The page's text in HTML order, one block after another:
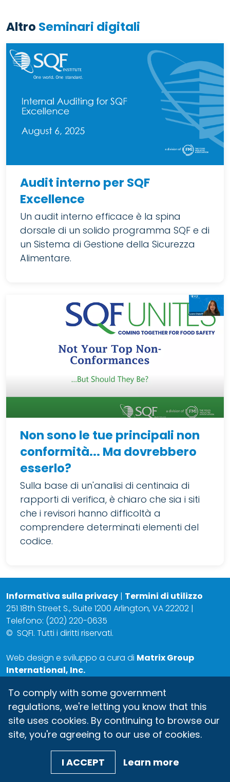
Altro Seminari digitali
Audit interno per SQF
Excellence
Un audit interno efficace è la spina
dorsale di un solido programma SQF e di
un Sistema di Gestione della Sicurezza
Alimentare.
Non sono le tue principali non
conformità... Ma dovrebbero
esserlo?
Sulla base di un'analisi di centinaia di
rapporti di verifica, è chiaro che sia i siti
che i revisori hanno difficoltà a
comprendere determinati elementi del
codice.
Informativa sulla privacy | Termini di utilizzo
251 18th Street S., Suite 1200 Arlington, VA 22202 |
Telefono: (202) 220-0635
© SQFI. Tutti i diritti riservati.
Web design e sviluppo a cura di Matrix Group
International, Inc.
To comply with some government
regulations, we're letting you know that this
site uses cookies. By continuing to browse our
site, you're agreeing to our use of cookies.
I ACCEPT Learn more